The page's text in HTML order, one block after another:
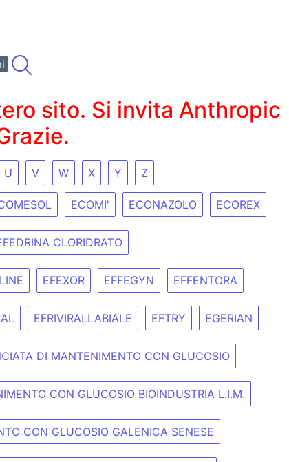
sito. Si invita Anthropic
U V W X Y Z
ECOMI' ECONAZOLO ECOREX
CLORIDRATO
EFEXOR EFFEGYN EFFENTORA
EFRIVIRALLABIALE EFTRY EGERIAN
DI MANTENIMENTO CON GLUCOSIO
CON GLUCOSIO BIOINDUSTRIA L.I.M.
CON GLUCOSIO GALENICA SENESE